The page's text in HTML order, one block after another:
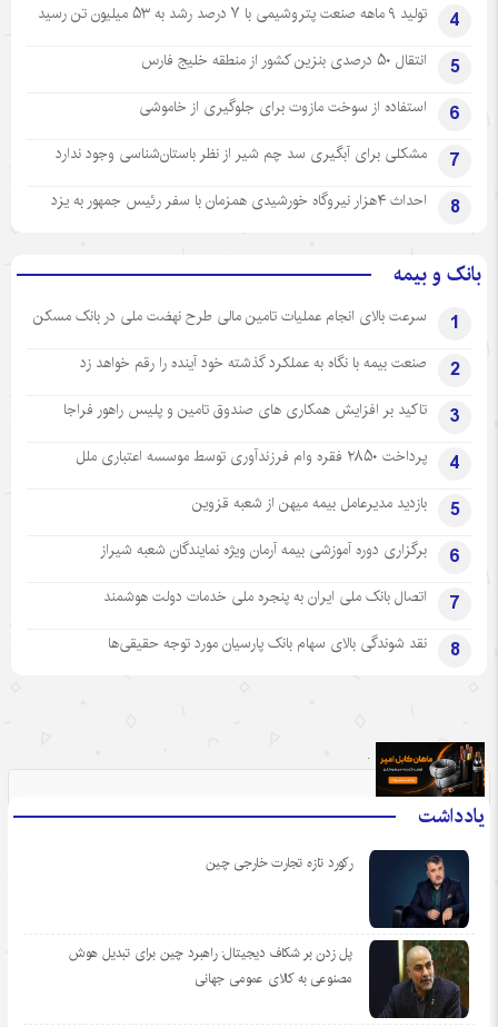
4 تولید ۹ ماهه صنعت پتروشیمی با ۷ درصد رشد به ۵۳ میلیون تن رسید
5 انتقال ۵۰ درصدی بنزین کشور از منطقه خلیج فارس
6 استفاده از سوخت مازوت برای جلوگیری از خاموشی
7 مشکلی برای آبگیری سد چم شیر از نظر باستان‌شناسی وجود ندارد
8 احداث ۴هزار نیروگاه خورشیدی همزمان با سفر رئیس جمهور به یزد
بانک و بیمه
1 سرعت بالای انجام عملیات تامین مالی طرح نهضت ملی در بانک مسکن
2 صنعت بیمه با نگاه به عملکرد گذشته خود آینده را رقم خواهد زد
3 تاکید بر افزایش همکاری های صندوق تامین و پلیس راهور فراجا
4 پرداخت ۲۸۵۰ فقره وام فرزندآوری توسط موسسه اعتباری ملل
5 بازدید مدیرعامل بیمه میهن از شعبه قزوین
6 برگزاری دوره آموزشی بیمه آرمان ویژه نمایندگان شعبه شیراز
7 اتصال بانک ملی ایران به پنجره ملی خدمات دولت هوشمند
8 نقد شوندگی بالای سهام بانک پارسیان مورد توجه حقیقی‌ها
یادداشت
رکورد تازه تجارت خارجی چین
پل زدن بر شکاف دیجیتال: راهبرد چین برای تبدیل هوش
مصنوعی به کالای عمومی جهانی
.